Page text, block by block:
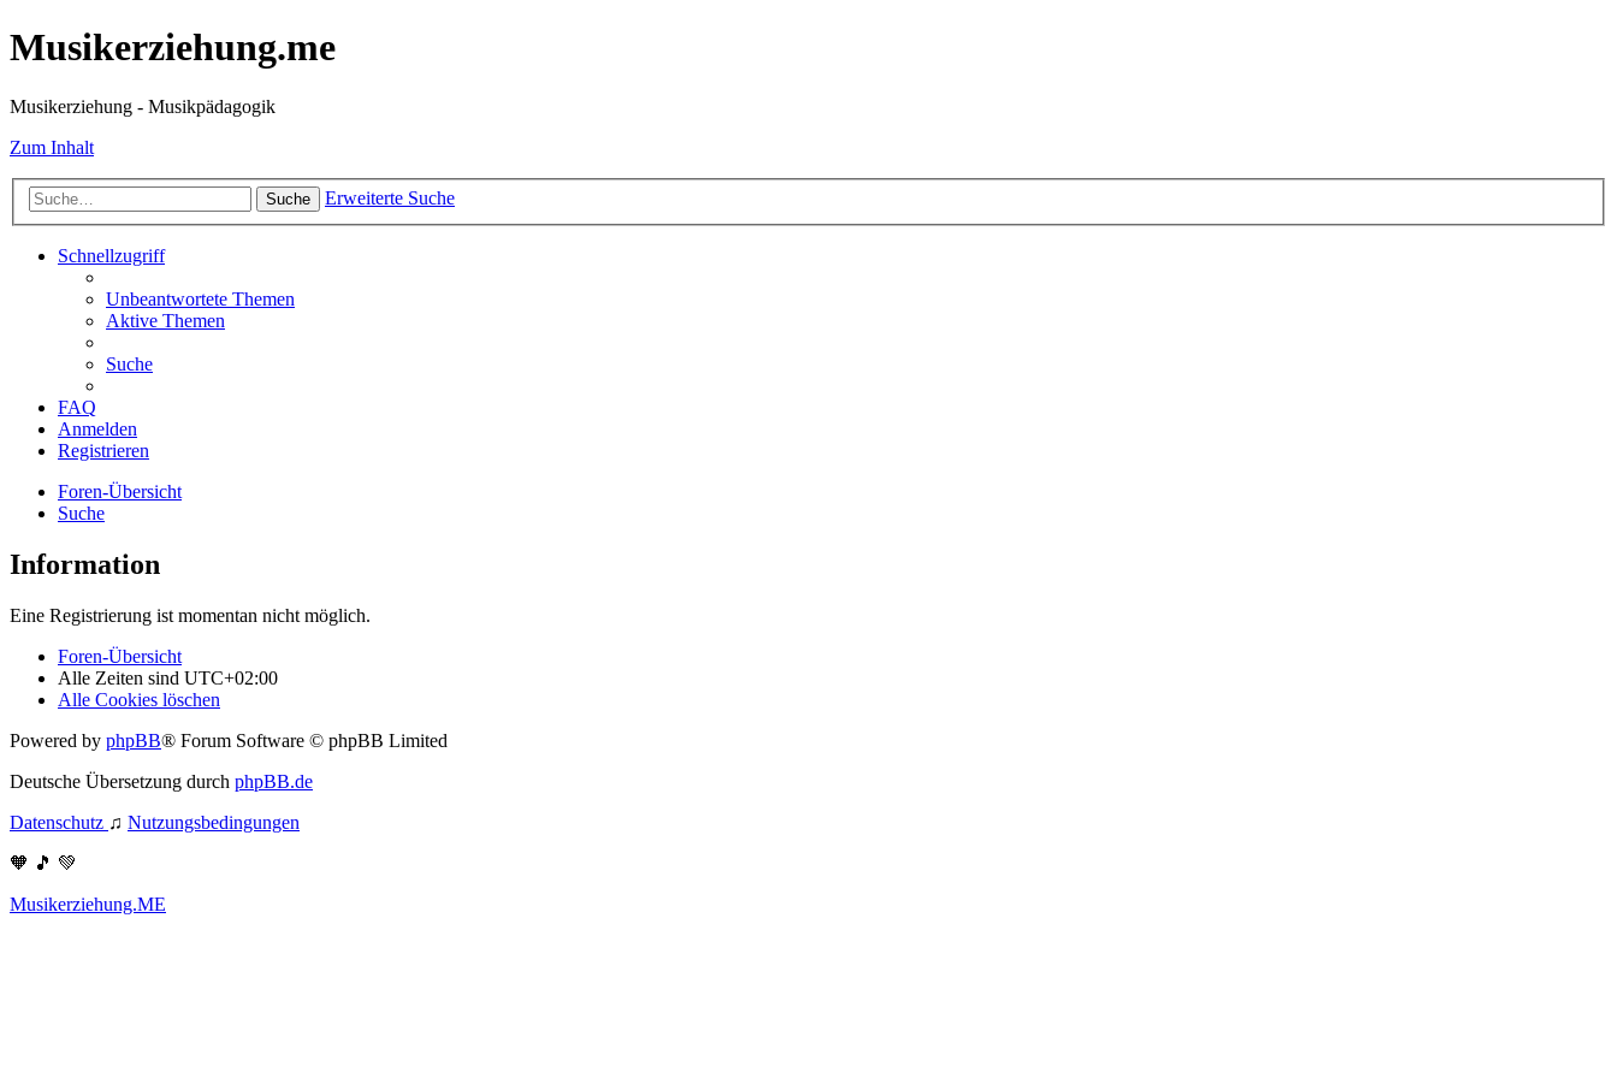
Musikerziehung.me
Musikerziehung - Musikpädagogik
Zum Inhalt
Suche Erweiterte Suche
Schnellzugriff
Unbeantwortete Themen
Aktive Themen
Suche
FAQ
Anmelden
Registrieren
Foren-Übersicht
Suche
Information
Eine Registrierung ist momentan nicht möglich.
Foren-Übersicht
Alle Zeiten sind UTC+02:00
Alle Cookies löschen
Powered by phpBB® Forum Software © phpBB Limited
Deutsche Übersetzung durch phpBB.de
Datenschutz ♫ Nutzungsbedingungen
🧡 🎵 💚
Musikerziehung.ME